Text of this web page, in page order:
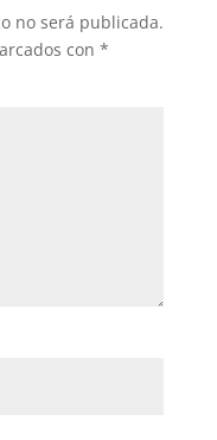
no será publicada.
con *